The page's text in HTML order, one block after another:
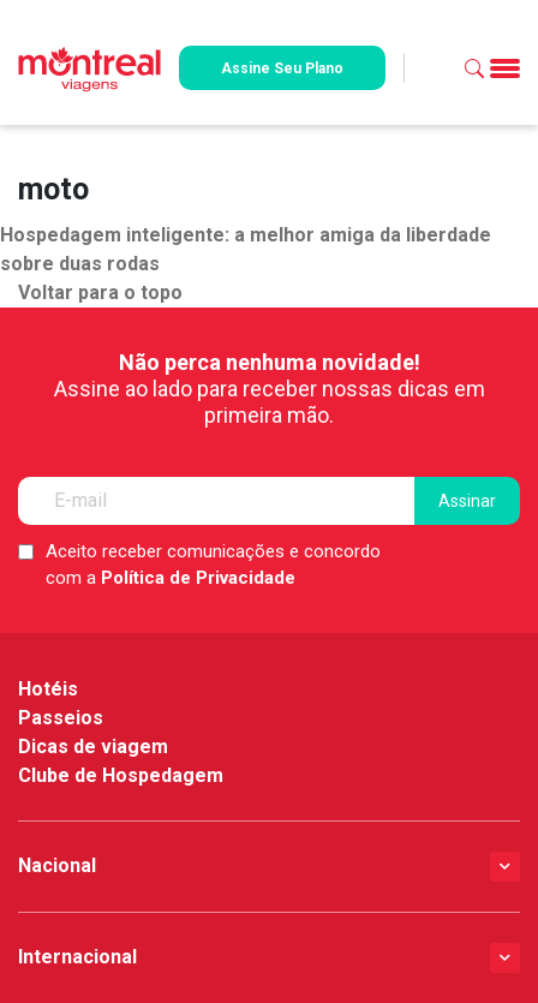
Assine Seu Plano
moto
Hospedagem inteligente: a melhor amiga da liberdade
sobre duas rodas
Voltar para o topo
Não perca nenhuma novidade!
Assine ao lado para receber nossas dicas em
primeira mão.
LGPDAceito receber comunicações e concordo
com a Política de Privacidade
Hotéis
Passeios
Dicas de viagem
Clube de Hospedagem
Nacional
Internacional